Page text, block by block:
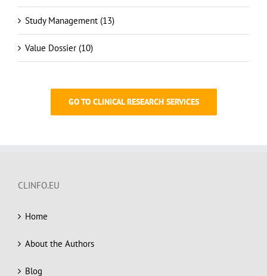
Study Management (13)
Value Dossier (10)
GO TO CLINICAL RESEARCH SERVICES
CLINFO.EU
Home
About the Authors
Blog